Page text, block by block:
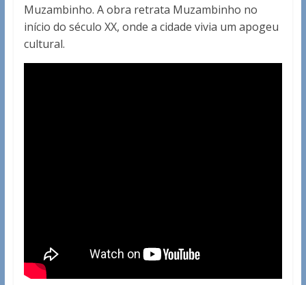
Muzambinho. A obra retrata Muzambinho no
início do século XX, onde a cidade vivia um apogeu
cultural.